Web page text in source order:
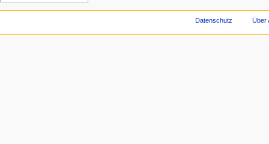
Datenschutz Über